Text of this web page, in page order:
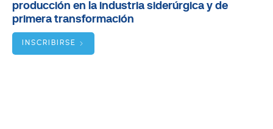
Objetivos
BUSCADOR
DE
producción en la industria siderúrgica y de
primera transformación
INSCRIBIRSE